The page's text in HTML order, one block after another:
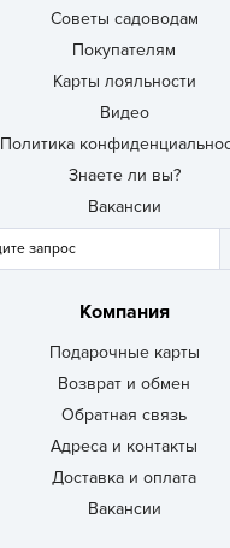
Советы садоводам
Покупателям
Карты лояльности
Видео
Политика
Знаете ли вы?
Вакансии
Компания
Подарочные карты
Возврат и обмен
Обратная связь
Адреса и контакты
Доставка и оплата
Вакансии